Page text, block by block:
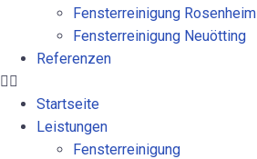
Fensterreinigung Rosenheim
Fensterreinigung Neuötting
Referenzen
Startseite
Leistungen
Fensterreinigung